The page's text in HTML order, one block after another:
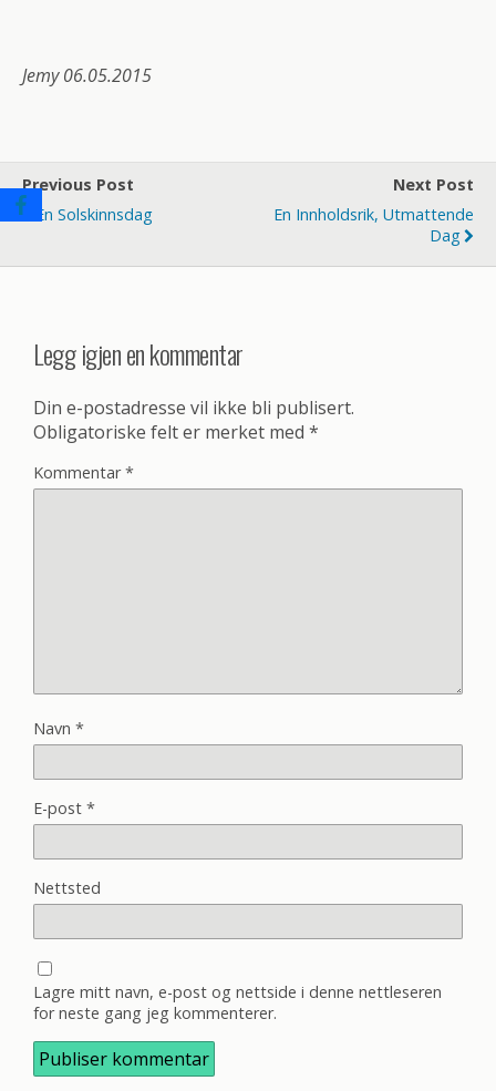
Jemy 06.05.2015
Previous Post
En Solskinnsdag
Next Post
En Innholdsrik, Utmattende
Dag
Legg igjen en kommentar
Din e-postadresse vil ikke bli publisert.
Obligatoriske felt er merket med *
Kommentar*
Navn *
E-post *
Nettsted
Lagre mitt navn, e-post og nettside i denne nettleseren
for neste gang jeg kommenterer.